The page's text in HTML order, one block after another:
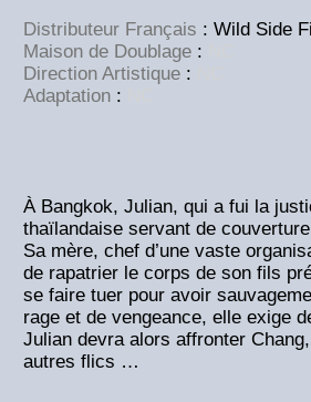
Distributeur Français : Wild Side
Maison de Doublage :
Direction Artistique :
Adaptation :
À Bangkok, Julian, qui a fui la
thaïlandaise servant de
Sa mère, chef d’une vaste
de rapatrier le corps de son fils
se faire tuer pour avoir
rage et de vengeance, elle exige
Julian devra alors affronter
autres flics …